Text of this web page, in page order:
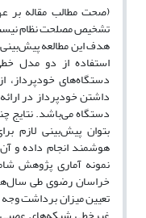
(صحت مطالب مقاله بر
تشخیص مصلحت نظام
هدف این مطالعه
استفاده از دو مدل
دستگاه‌های خودپرداز،
داشتن خودپرداز در
دستگاه می‌باشد. نتایج
بتوان پیش‌بینی لازم
هوشمند انجام داده و
تعیین میزان برداشت